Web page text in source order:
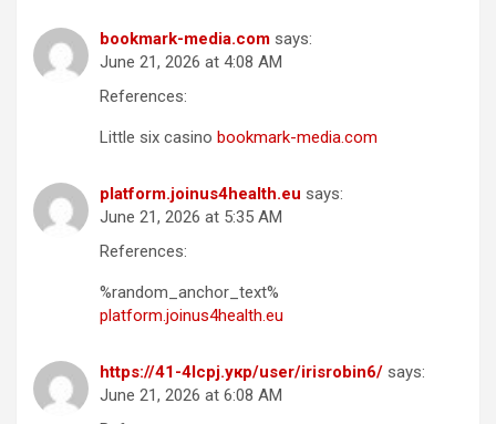
bookmark-media.com says:
June 21, 2026 at 4:08 AM
References:
Little six casino bookmark-media.com
platform.joinus4health.eu says:
June 21, 2026 at 5:35 AM
References:
%random_anchor_text%
platform.joinus4health.eu
https://41-4lcpj.укр/user/irisrobin6/ says:
June 21, 2026 at 6:08 AM